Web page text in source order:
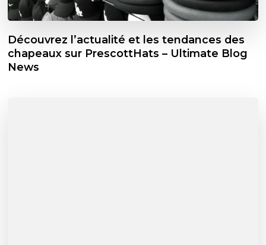
Découvrez l’actualité et les tendances des
chapeaux sur PrescottHats – Ultimate Blog
News